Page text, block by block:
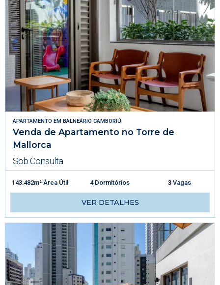
APARTAMENTO EM BALNEÁRIO CAMBORIÚ
Venda de Apartamento no Torre de
Mallorca
Sob Consulta
143.482m² Área Útil 4 Dormitórios 3 Vagas
VER DETALHES